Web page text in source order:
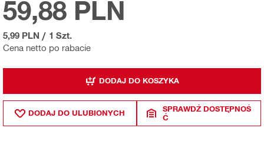
Cena netto po rabacie
59,88 PLN
5,99 PLN / 1 Szt.
DODAJ DO KOSZYKA
DODAJ DO ULUBIONYCH
SPRAWDŹ DOSTĘPNOŚ
Ć